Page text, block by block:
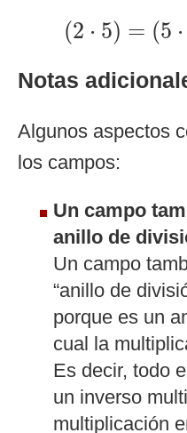
(2 ⋅ 5) = (5 ⋅
2⋅5 (5
Notas
Algunos aspectos
los campos:
Un campo
anillo de
Un campo
“anillo de
porque es un
cual la
Es decir, todo
un inverso
multiplicación